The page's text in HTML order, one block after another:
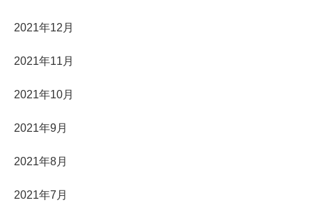
2021年12月
2021年11月
2021年10月
2021年9月
2021年8月
2021年7月